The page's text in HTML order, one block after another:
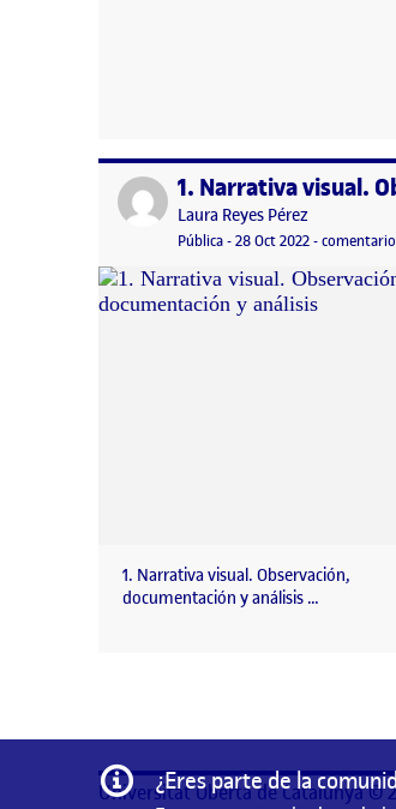
Publicado por
Publicado por
Laura Reyes Pérez
Visibilidad:
Pública-Fecha de publicación
28 Oct 202228 octubre,
-comentario
1. Narrativa visual. Observación,
documentación y análisis …
Información
¿Eres parte de la
Universitat Oberta de Catalunya ©